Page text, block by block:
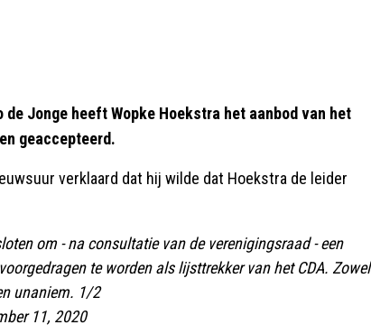
Jonge heeft Wopke Hoekstra het aanbod van het
geaccepteerd.
verklaard dat hij wilde dat Hoekstra de leider
om - na consultatie van de verenigingsraad - een
te worden als lijsttrekker van het CDA. Zowel
unaniem. 1/2
11, 2020